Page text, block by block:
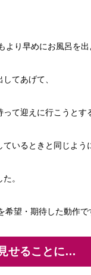
より早めにお風呂を出
てあげて、
て迎えに行こうとす
いるときと同じよう
。
希望・期待した動作で
せることに…